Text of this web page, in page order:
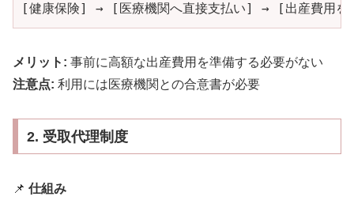
[健康保険] → [医療機関へ直接支払い] → [出産費用を
メリット: 事前に高額な出産費用を準備する必要がない
注意点: 利用には医療機関との合意書が必要
2. 受取代理制度
📌 仕組み